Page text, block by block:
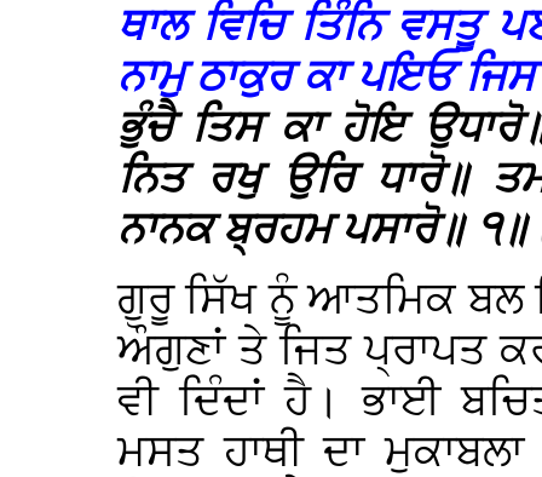
ਥਾਲ ਵਿਚਿ ਤਿੰਨਿ ਵਸਤੂ
ਨਾਮੁ ਠਾਕੁਰ ਕਾ ਪਇਓ
ਭੁੰਚੈ ਤਿਸ ਕਾ ਹੋਇ
ਨਿਤ ਰਖੁ ਉਰਿ ਧਾਰੋ॥
ਨਾਨਕ ਬ੍ਰਹਮ ਪਸਾਰੋ॥
ਗੁਰੂ ਸਿੱਖ ਨੂੰ ਆਤਮਿਕ ਬਲ
ਔਗੁਣਾਂ ਤੇ ਜਿਤ ਪ੍ਰਾਪਤ
ਵੀ ਦਿੰਦਾਂ ਹੈ। ਭਾਈ
ਮਸਤ ਹਾਥੀ ਦਾ